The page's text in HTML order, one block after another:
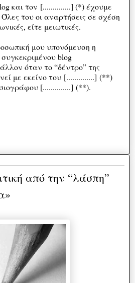
και τον [..............] (*) έχουμε
του οι αναρτήσεις σε σχέση
είτε μειωτικές.
μου υπονόμευση η
blog
όταν το “δέντρο” της
με εκείνο του [..............] (**)
[..............] (**).
από την “λάσπη”